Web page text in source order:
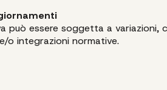
può essere soggetta a variazioni,
o integrazioni normative.